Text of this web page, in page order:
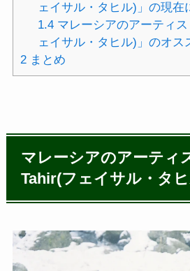
ェイサル・タヒル)」の現在
1.4 マレーシアのアーティ
ェイサル・タヒル)」のオス
2まとめ
マレーシアのアーティ
Tahir(フェイサル・タ